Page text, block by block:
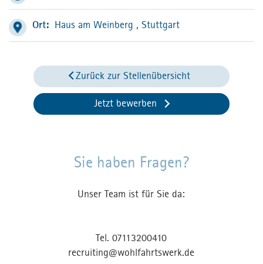
Ort: Haus am Weinberg , Stuttgart
Zurück zur Stellenübersicht
Jetzt bewerben
Sie haben Fragen?
Unser Team ist für Sie da:
Tel.07113200410
recruiting@wohlfahrtswerk.de